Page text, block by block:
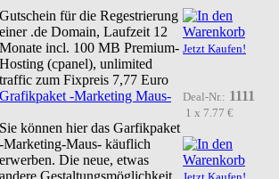
Jetzt Kaufen!
Gutschein für die Regestrierung
einer .de Domain, Laufzeit 12
Monate incl. 100 MB Premium-
Hosting (cpanel), unlimited
traffic zum Fixpreis 7,77 Euro
Deal-Nr.: 1111
1 x 7.77 €
Grafikpaket -Marketing Maus-
Sie können hier das Garfikpaket
-Marketing-Maus- käuflich
erwerben. Die neue, etwas
andere Gestaltungsmöglichkeit